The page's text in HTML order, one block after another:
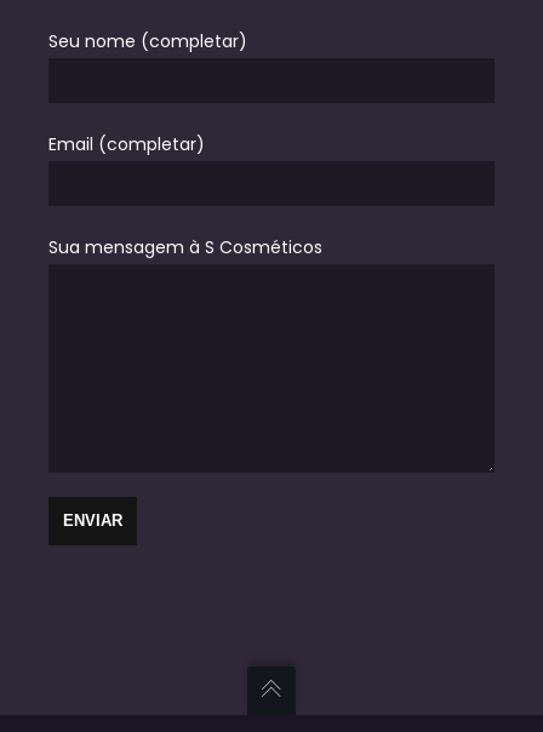
Seu nome (completar)
Email (completar)
Sua mensagem à S Cosméticos